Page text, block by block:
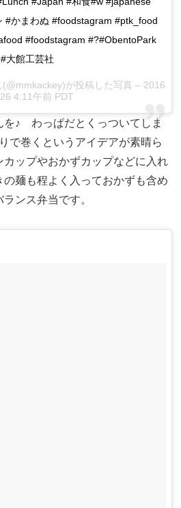
#かまわぬ #foodstagram #ptk_food
#foodstagram #?#ObentoPark
大館工芸社
が投稿した写真 – 2016
4:11午前 PDT
を♪ わっぱだとくっついてしま
で巻くというアイデアが素晴ら
ップやおかずカップなどに入れ
麺も程よく入っておかずも含め
ンス弁当です。